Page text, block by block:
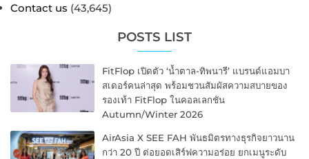
Contact us (43,645)
POSTS LIST
FitFlop เปิดตัว ‘น้ำตาล-ทิพนารี’ แบรนด์แอมบา
สเดอร์คนล่าสุด พร้อมชวนสัมผัสความสบายของ
รองเท้า FitFlop ในคอลเลกชัน
Autumn/Winter 2026
AirAsia X SEE FAH พันธมิตรทางธุรกิจยาวนาน
กว่า 20 ปี ต่อยอดเสิร์ฟความอร่อย ยกเมนูระดับ